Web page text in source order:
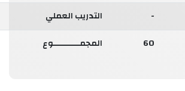
-
التدريب العملي
60 المجمـــــــــــوع